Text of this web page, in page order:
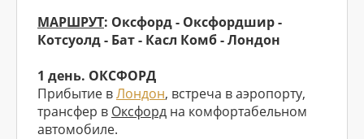
МАРШРУТ: Оксфорд - Оксфордшир -
Котсуолд - Бат - Касл Комб - Лондон
1 день. ОКСФОРД
Прибытие вЛондон, встреча в аэропорту,
трансфер в Оксфорд на комфортабельном
автомобиле.